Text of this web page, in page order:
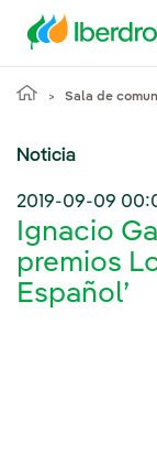
Sala de
Noticia
2019-09-09
Ignacio
premios
Español’